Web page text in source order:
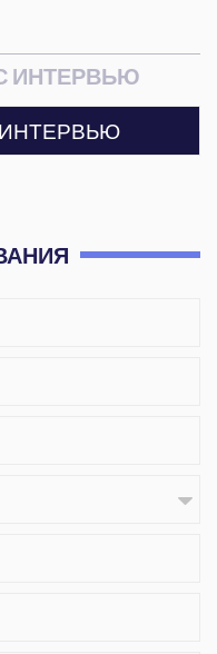
ИНТЕРВЬЮ